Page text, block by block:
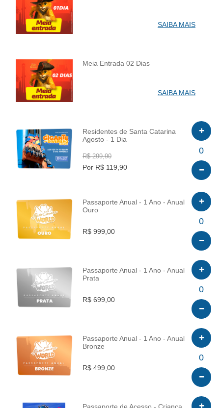
INFO
SAIBA MAIS
INFO
Meia Entrada 02 Dias
SAIBA MAIS
INFO
Residentes de Santa Catarina
Agosto - 1 Dia
R$ 299,90
Por R$ 119,90
0
INFO
Passaporte Anual - 1 Ano - Anual
Ouro
R$ 999,00
0
INFO
Passaporte Anual - 1 Ano - Anual
Prata
R$ 699,00
0
INFO
Passaporte Anual - 1 Ano - Anual
Bronze
R$ 499,00
0